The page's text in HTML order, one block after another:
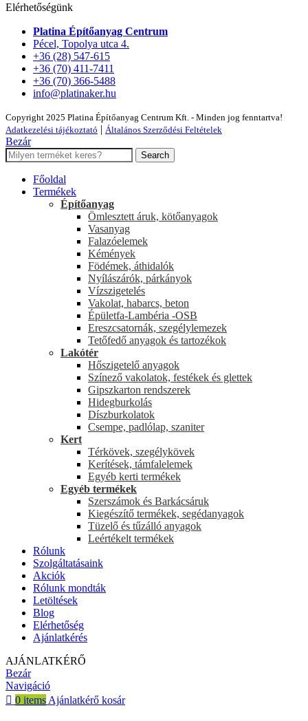
Elérhetőségünk
Platina Építőanyag Centrum
Pécel, Topolya utca 4.
+36 (28) 547-615
+36 (70) 411-7411
+36 (70) 366-5488
info@platinaker.hu
Copyright 2025 Platina Építőanyag Centrum Kft. - Minden jog fenntartva!
Adatkezelési tájékoztató | Általános Szerződési Feltételek
Bezár
Search
Főoldal
Termékek
Építőanyag
Ömlesztett áruk, kötőanyagok
Vasanyag
Falazóelemek
Kémények
Födémek, áthidalók
Nyílászárók, párkányok
Vízszigetelés
Vakolat, habarcs, beton
Épületfa-Lambéria -OSB
Ereszcsatornák, szegélylemezek
Tetőfedő anyagok és tartozékok
Lakótér
Hőszigetelő anyagok
Színező vakolatok, festékek és glettek
Gipszkarton rendszerek
Hidegburkolás
Díszburkolatok
Csempe, padlólap, szaniter
Kert
Térkövek, szegélykövek
Kerítések, támfalelemek
Egyéb kerti termékek
Egyéb termékek
Szerszámok és Barkácsáruk
Kiegészítő termékek, segédanyagok
Tüzelő és tűzálló anyagok
Leértékelt termékek
Rólunk
Szolgáltatásaink
Akciók
Rólunk mondták
Letöltések
Blog
Elérhetőség
Ajánlatkérés
AJÁNLATKÉRŐ
Bezár
Navigáció
0 items Ajánlatkérő kosár